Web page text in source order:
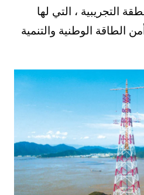
التجريبية ، التي لها
الطاقة الوطنية والتنمية